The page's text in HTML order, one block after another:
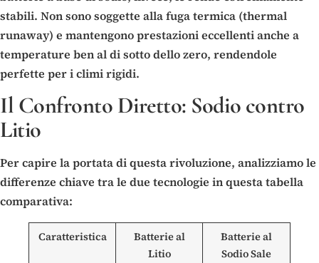
stabili. Non sono soggette alla fuga termica (thermal
runaway) e mantengono prestazioni eccellenti anche a
temperature ben al di sotto dello zero, rendendole
perfette per i climi rigidi.
Il Confronto Diretto: Sodio contro
Litio
Per capire la portata di questa rivoluzione, analizziamo le
differenze chiave tra le due tecnologie in questa tabella
comparativa:
Caratteristica
Batterie al
Litio
Batterie al
Sodio Sale